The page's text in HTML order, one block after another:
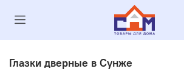
Глазки дверные в Сунже